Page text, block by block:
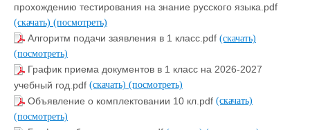
прохождению тестирования на знание русского языка.pdf
(скачать) (посмотреть)
Алгоритм подачи заявления в 1 класс.pdf (скачать)
(посмотреть)
График приема документов в 1 класс на 2026-2027
учебный год.pdf (скачать) (посмотреть)
Объявление о комплектовании 10 кл.pdf (скачать)
(посмотреть)